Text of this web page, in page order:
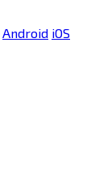
Android iOS